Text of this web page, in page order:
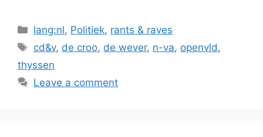
Categories
lang:nl, Politiek, rants & raves
Tags
cd&v, de croo, de wever, n-va, openvld ,
thyssen
Leave a comment